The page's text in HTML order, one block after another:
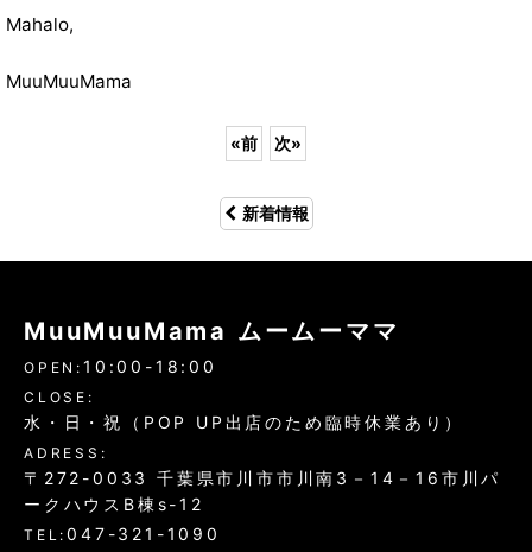
Mahalo,
MuuMuuMama
«前 次»
新着情報
MuuMuuMama ムームーママ
OPEN: 10:00-18:00
CLOSE:
水・日・祝（POP UP出店のため臨時休業あり）
ADRESS:
〒272-0033 千葉県市川市市川南3－14－16市川パ
ークハウスB棟s-12
TEL:047-321-1090